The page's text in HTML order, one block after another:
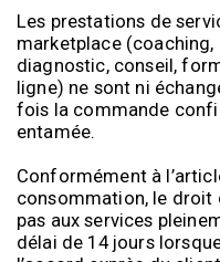
Les prestations de
marketplace (coaching,
diagnostic, conseil,
ligne) ne sont ni
fois la commande
entamée.
Conformément à
consommation, le droit
pas aux services
délai de 14 jours